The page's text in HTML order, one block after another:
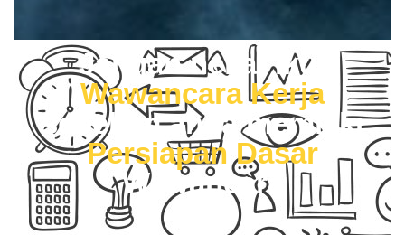
Jangan nekat ikut
Wawancara Kerja
sebelum anda memiliki
Persiapan Dasar
Wawancara